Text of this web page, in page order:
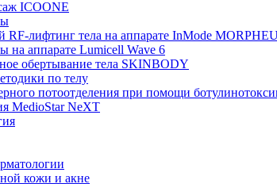
ICOONE
RF-лифтинг тела на аппарате InMode
на аппарате Lumicell Wave 6
обертывание тела SKINBODY
по телу
потоотделения при помощи
MedioStar NeXT
кожи и акне